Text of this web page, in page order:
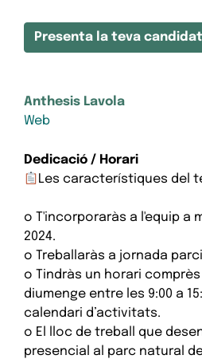
Presenta la teva
Anthesis Lavola
Web
Dedicació / Horari
Les característiques del
o T'incorporaràs a l'equip a
2024.
o Treballaràs a jornada
o Tindràs un horari
diumenge entre les 9:00 a
calendari d’activitats.
o El lloc de treball que
presencial al parc natural